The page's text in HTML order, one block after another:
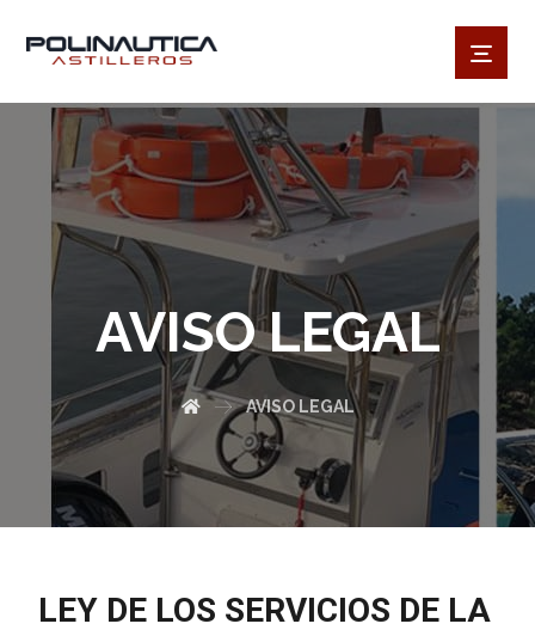
AVISO LEGAL
AVISO LEGAL
LEY DE LOS SERVICIOS DE LA